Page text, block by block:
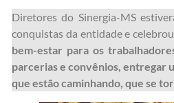
Diretores do Sinergia-MS
conquistas da entidade e
bem-estar para os
parcerias e convênios, entregar
que estão caminhando, que se